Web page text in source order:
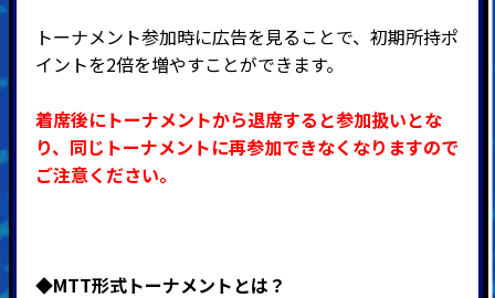
トーナメント参加時に広告を見ることで、初期所持ポ
イントを2倍を増やすことができます。
着席後にトーナメントから退席すると参加扱いとな
り、同じトーナメントに再参加できなくなりますので
ご注意ください。
◆MTT形式トーナメントとは？